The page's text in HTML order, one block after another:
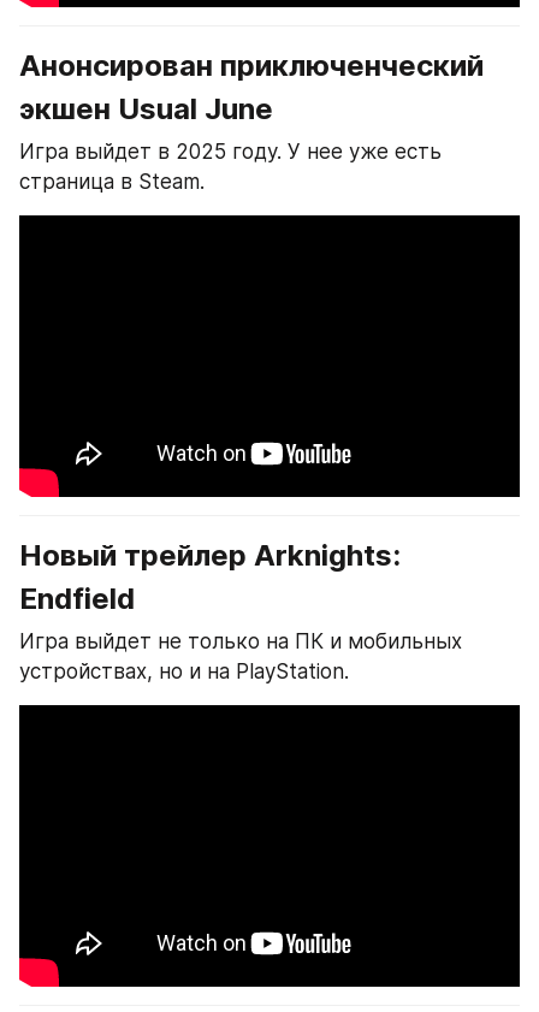
Анонсирован приключенческий
экшен Usual June
Игра выйдет в 2025 году. У нее уже есть
страница в Steam.
Новый трейлер Arknights:
Endfield
Игра выйдет не только на ПК и мобильных
устройствах, но и на PlayStation.